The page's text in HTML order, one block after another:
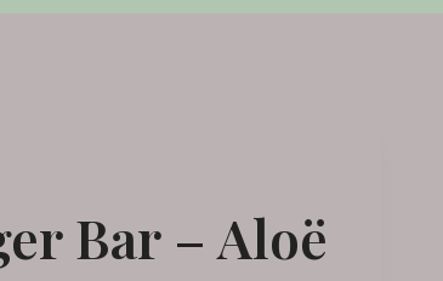
Bar – Aloë